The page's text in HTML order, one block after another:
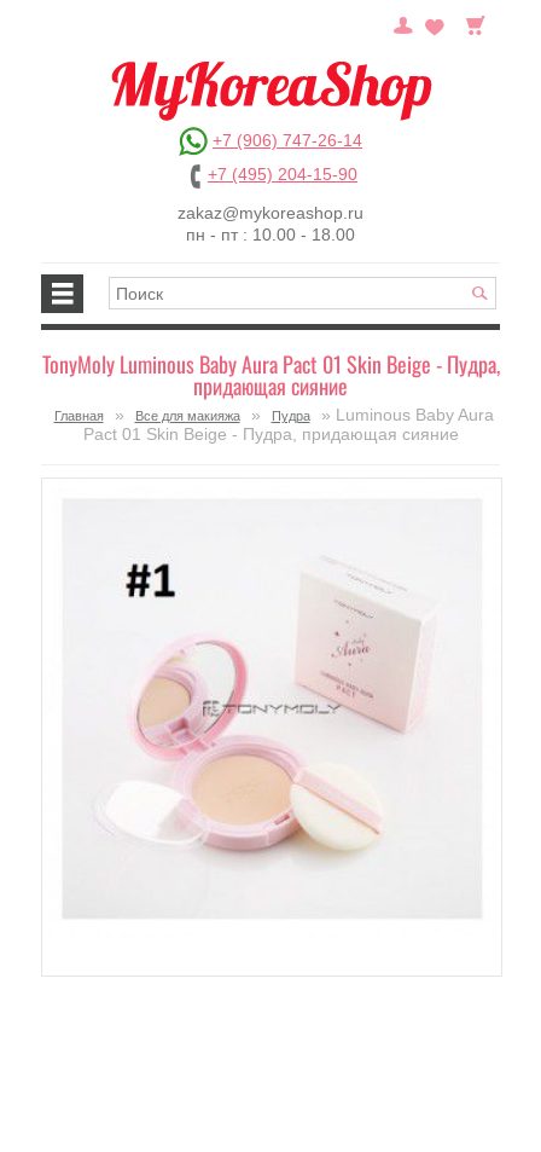
+7 (906) 747-26-14
+7 (495) 204-15-90
zakaz@mykoreashop.ru
пн - пт : 10.00 - 18.00
TonyMoly Luminous Baby Aura Pact 01 Skin Beige - Пудра,
придающая сияние
Главная » Все для макияжа » Пудра
» Luminous Baby Aura
Pact 01 Skin Beige - Пудра, придающая сияние